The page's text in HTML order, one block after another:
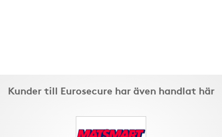
Kunder till Eurosecure har även handlat här